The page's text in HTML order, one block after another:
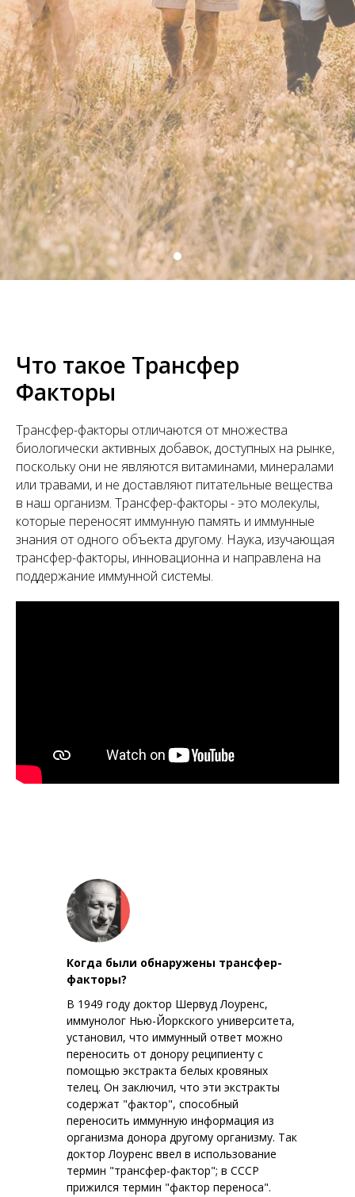
Что такое Трансфер
Факторы
Трансфер-факторы отличаются от множества
биологически активных добавок, доступных на рынке,
поскольку они не являются витаминами, минералами
или травами, и не доставляют питательные вещества
в наш организм. Трансфер-факторы - это молекулы,
которые переносят иммунную память и иммунные
знания от одного объекта другому. Наука, изучающая
трансфер-факторы, инновационна и направлена на
поддержание иммунной системы.
Когда были обнаружены трансфер-
факторы?
В 1949 году доктор Шервуд Лоуренс,
иммунолог Нью-Йоркского университета,
установил, что иммунный ответ можно
переносить от донору реципиенту с
помощью экстракта белых кровяных
телец. Он заключил, что эти экстракты
содержат "фактор", способный
переносить иммунную информация из
организма донора другому организму. Так
доктор Лоуренс ввел в использование
термин "трансфер-фактор"; в СССР
прижился термин "фактор переноса".